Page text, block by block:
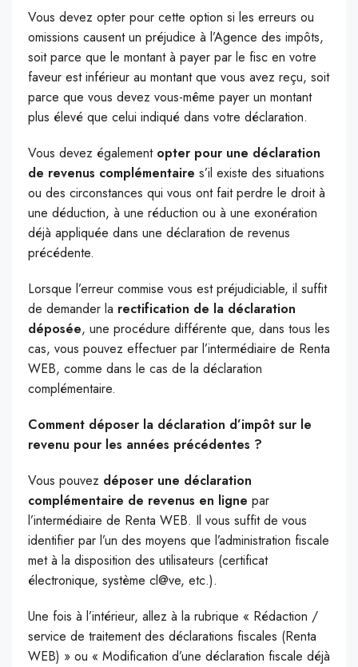
Vous devez opter pour cette option si les erreurs ou
omissions causent un préjudice à l’Agence des impôts,
soit parce que le montant à payer par le fisc en votre
faveur est inférieur au montant que vous avez reçu, soit
parce que vous devez vous-même payer un montant
plus élevé que celui indiqué dans votre déclaration.
Vous devez également opter pour une déclaration
de revenus complémentaire s’il existe des situations
ou des circonstances qui vous ont fait perdre le droit à
une déduction, à une réduction ou à une exonération
déjà appliquée dans une déclaration de revenus
précédente.
Lorsque l’erreur commise vous est préjudiciable, il suffit
de demander la rectification de la déclaration
déposée, une procédure différente que, dans tous les
cas, vous pouvez effectuer par l’intermédiaire de Renta
WEB, comme dans le cas de la déclaration
complémentaire.
Comment déposer la déclaration d’impôt sur le
revenu pour les années précédentes ?
Vous pouvez déposer une déclaration
complémentaire de revenus en ligne par
l’intermédiaire de Renta WEB. Il vous suffit de vous
identifier par l’un des moyens que l’administration fiscale
met à la disposition des utilisateurs (certificat
électronique, système cl@ve, etc.).
Une fois à l’intérieur, allez à la rubrique « Rédaction /
service de traitement des déclarations fiscales (Renta
WEB) » ou « Modification d’une déclaration fiscale déjà